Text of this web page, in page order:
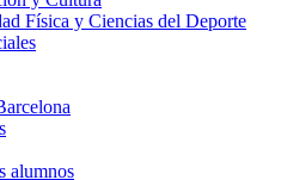
Física y Ciencias del Deporte
alumnos